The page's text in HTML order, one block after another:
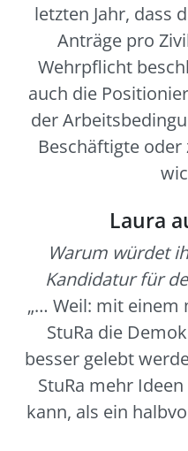
letzten Jahr, dass
Anträge pro
Wehrpflicht
auch die
der
Beschäftigte
Laura
Warum würdet
Kandidatur für
„… Weil: mit einem
StuRa die
besser gelebt
StuRa mehr
kann, als ein